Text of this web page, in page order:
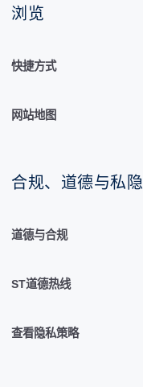
浏览
快捷方式
网站地图
合规、道德与私隐
道德与合规
ST道德热线
查看隐私策略